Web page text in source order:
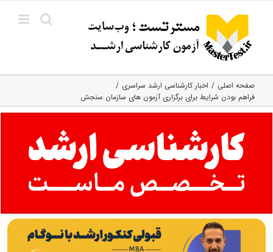
content
صفحه اصلی
اخبار کارشناسی ارشد سراسری
فراهم بودن شرایط برای برگزاری آزمون های سازمان سنجش